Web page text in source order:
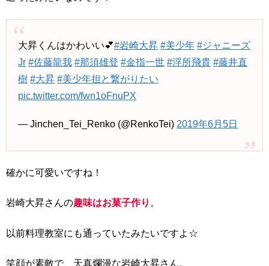
大昇くんはかわいい💕#岩崎大昇 #美少年 #ジャニーズ
Jr #佐藤龍我 #那須雄登 #金指一世 #浮所飛貴 #藤井直
樹 #大昇 #美少年担と繋がりたい
pic.twitter.com/fwn1oFnuPX
— Jinchen_Tei_Renko (@RenkoTei) 2019年6月5日
確かに可愛いですね！
岩崎大昇さんの趣味はお菓子作り 。
以前料理教室にも通っていたみたいですよ☆
笑顔が素敵で、天真爛漫な岩崎大昇さん。